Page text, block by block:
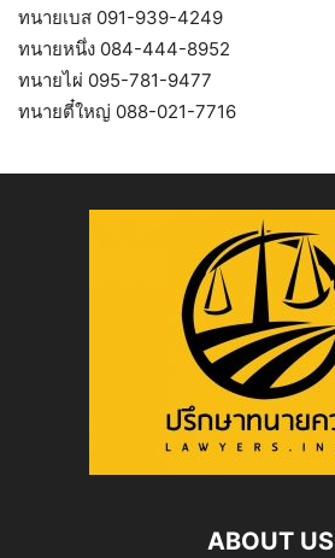
ทนายเบส 091-939-4249
ทนายหนึ่ง 084-444-8952
ทนายไผ่ 095-781-9477
ทนายตี๋ใหญ่ 088-021-7716
ABOUT US